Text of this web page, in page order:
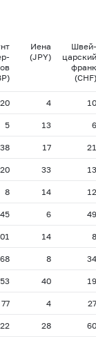
Иена
(JPY)
Швей-
царский
франк
(CHF)
20 4 10
5 13 6
38 17 21
20 33 13
8 14 12
45 6 49
14 8
8 34
53 40 19
77 4 27
28 60